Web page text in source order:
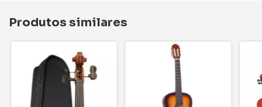
Produtos similares